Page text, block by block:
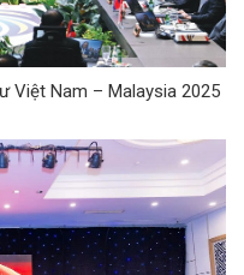
Việt Nam – Malaysia 2025